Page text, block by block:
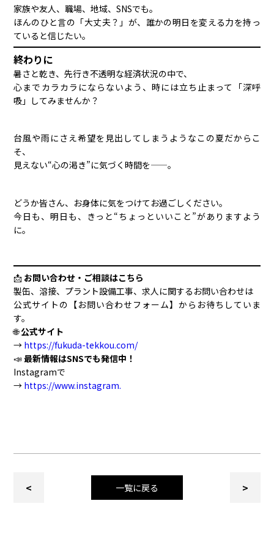
家族や友人、職場、地域、SNSでも。
ほんのひと言の「大丈夫？」が、誰かの明日を変える力を持っ
ていると信じたい。
終わりに
暑さと乾き、先行き不透明な経済状況の中で、
心までカラカラにならないよう、時には立ち止まって「深呼
吸」してみませんか？
台風や雨にさえ希望を見出してしまうようなこの夏だからこ
そ、
見えない“心の渇き”に気づく時間を——。
どうか皆さん、お身体に気をつけてお過ごしください。
今日も、明日も、きっと“ちょっといいこと”がありますよう
に。
📩 お問い合わせ・ご相談はこちら
製缶、溶接、プラント設備工事、求人に関するお問い合わせは
公式サイトの【お問い合わせフォーム】からお待ちしていま
す。
🌐公式サイト
→ https://fukuda-tekkou.com/
📣最新情報はSNSでも発信中！
Instagramで
→ https://www.instagram.
< 一覧に戻る >